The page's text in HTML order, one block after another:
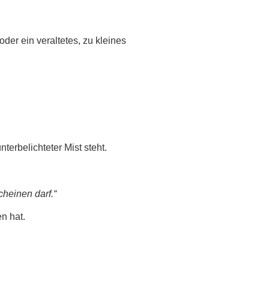
ein veraltetes, zu kleines
Mist steht.
darf.“
hat.